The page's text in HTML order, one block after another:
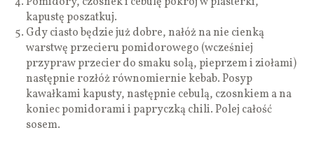
kapustę poszatkuj.
Gdy ciasto będzie już dobre, nałóż na nie cienką
warstwę przecieru pomidorowego (wcześniej
przypraw przecier do smaku solą, pieprzem i ziołami)
następnie rozłóż równomiernie kebab. Posyp
kawałkami kapusty, następnie cebulą, czosnkiem a na
koniec pomidorami i papryczką chili. Polej całość
sosem.